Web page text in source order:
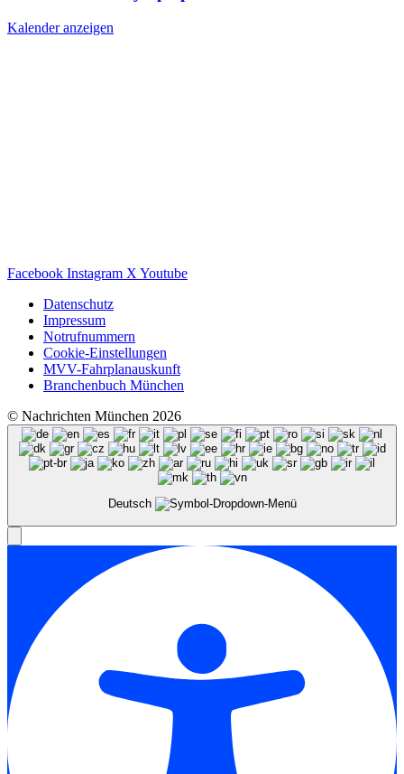
Kalender anzeigen
Facebook Instagram X Youtube
Datenschutz
Impressum
Notrufnummern
Cookie-Einstellungen
MVV-Fahrplanauskunft
Branchenbuch München
© Nachrichten München 2026
Deutsch